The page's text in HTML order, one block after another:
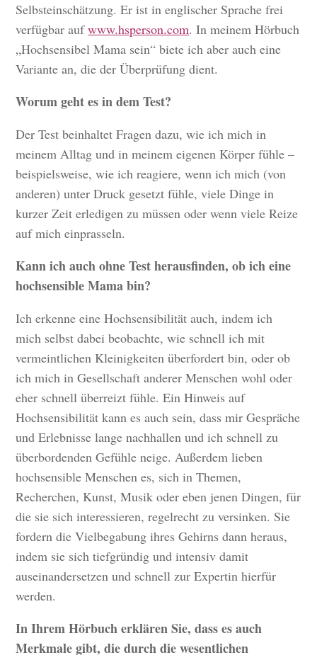
Selbsteinschätzung. Er ist in englischer Sprache frei
verfügbar aufwww.hsperson.com. In meinem Hörbuch
„Hochsensibel Mama sein“ biete ich aber auch eine
Variante an, die der Überprüfung dient.
Worum geht es in dem Test?
Der Test beinhaltet Fragen dazu, wie ich mich in
meinem Alltag und in meinem eigenen Körper fühle –
beispielsweise, wie ich reagiere, wenn ich mich (von
anderen) unter Druck gesetzt fühle, viele Dinge in
kurzer Zeit erledigen zu müssen oder wenn viele Reize
auf mich einprasseln.
Kann ich auch ohne Test herausfinden, ob ich eine
hochsensible Mama bin?
Ich erkenne eine Hochsensibilität auch, indem ich
mich selbst dabei beobachte, wie schnell ich mit
vermeintlichen Kleinigkeiten überfordert bin, oder ob
ich mich in Gesellschaft anderer Menschen wohl oder
eher schnell überreizt fühle. Ein Hinweis auf
Hochsensibilität kann es auch sein, dass mir Gespräche
und Erlebnisse lange nachhallen und ich schnell zu
überbordenden Gefühle neige. Außerdem lieben
hochsensible Menschen es, sich in Themen,
Recherchen, Kunst, Musik oder eben jenen Dingen, für
die sie sich interessieren, regelrecht zu versinken. Sie
fordern die Vielbegabung ihres Gehirns dann heraus,
indem sie sich tiefgründig und intensiv damit
auseinandersetzen und schnell zur Expertin hierfür
werden.
In Ihrem Hörbuch erklären Sie, dass es auch
Merkmale gibt, die durch die wesentlichen